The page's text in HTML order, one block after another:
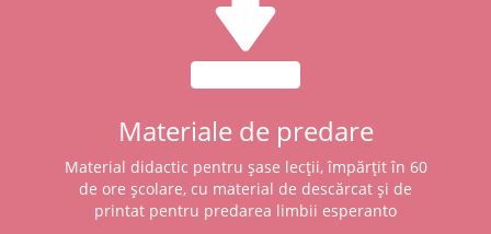
Materiale de predare
Material didactic pentru șase lecții, împărțit în 60
de ore școlare, cu material de descărcat și de
printat pentru predarea limbii esperanto